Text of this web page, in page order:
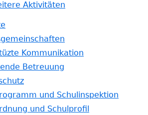
Aktivitäten
Kommunikation
Betreuung
und Schulinspektion
und Schulprofil